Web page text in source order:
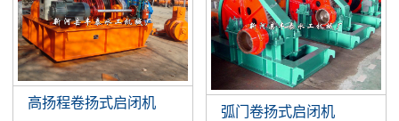
高扬程卷扬式启闭机
弧门卷扬式启闭机